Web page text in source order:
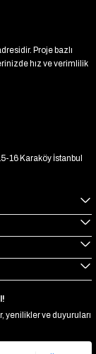
Proje bazlı
hız ve verimlilik
16 Karaköy İstanbul
yenilikler ve duyuruları